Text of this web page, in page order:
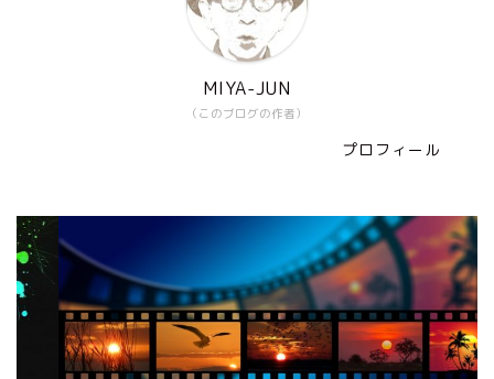
（このブログの作者）
MIYA-JUN
プロフィール